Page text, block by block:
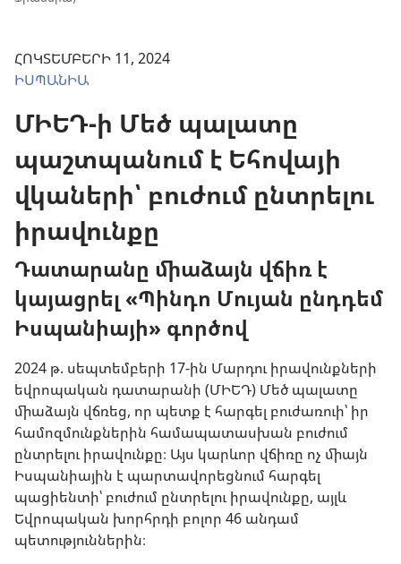
ՀՈԿՏԵՄԲԵՐԻ 11, 2024
ԻՍՊԱՆԻԱ
ՄԻԵԴ-ի Մեծ պալատը
պաշտպանում է Եհովայի
վկաների՝ բուժում ընտրելու
իրավունքը
Դատարանը միաձայն վճիռ է
կայացրել «Պինդո Մույան ընդդեմ
Իսպանիայի» գործով
2024 թ. սեպտեմբերի 17-ին Մարդու իրավունքների
եվրոպական դատարանի (ՄԻԵԴ) Մեծ պալատը
միաձայն վճռեց, որ պետք է հարգել բուժառուի՝ իր
համոզմունքներին համապատասխան բուժում
ընտրելու իրավունքը։ Այս կարևոր վճիռը ոչ միայն
Իսպանիային է պարտավորեցնում հարգել
պացիենտի՝ բուժում ընտրելու իրավունքը, այլև
Եվրոպական խորհրդի բոլոր 46 անդամ
պետություններին։